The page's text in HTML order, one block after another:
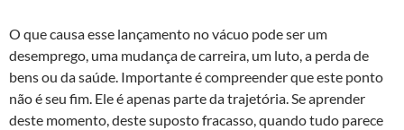
O que causa esse lançamento no vácuo pode ser um
desemprego, uma mudança de carreira, um luto, a perda de
bens ou da saúde. Importante é compreender que este ponto
não é seu fim. Ele é apenas parte da trajetória. Se aprender
deste momento, deste suposto fracasso, quando tudo parece